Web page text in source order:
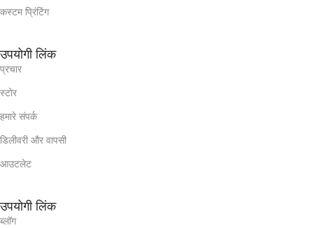
कस्टम प्रिंटिंग
उपयोगी लिंक
प्रचार
स्टोर
हमारे संपर्क
डिलीवरी और वापसी
आउटलेट
उपयोगी लिंक
ब्लॉग